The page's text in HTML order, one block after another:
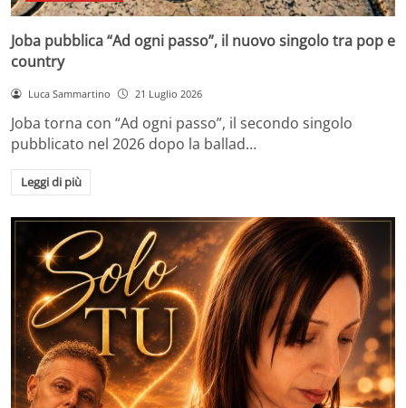
Joba pubblica “Ad ogni passo”, il nuovo singolo tra pop e
country
Luca Sammartino 21 Luglio 2026
Joba torna con “Ad ogni passo”, il secondo singolo
pubblicato nel 2026 dopo la ballad…
Leggi di più